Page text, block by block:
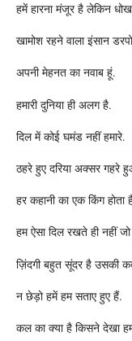
हमें हारना मंजूर है लेकिन
खामोश रहने वाला इंसान
अपनी मेहनत का नवाब हूं.
हमारी दुनिया ही अलग है.
दिल में कोई घमंड नहीं हमारे.
ठहरे हुए दरिया अक्सर गहरे
हर कहानी का एक किंग होता
हम ऐसा दिल रखते ही नहीं
ज़िंदगी बहुत सूंदर है उसकी
न छेड़ो हमें हम सताए हुए हैं.
कल का क्या है किसने देखा